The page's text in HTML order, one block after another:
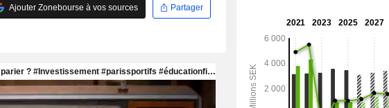
Ajouter Zonebourse à vos sources Partager
Industrifastigheter KB et possède
filiales détenues indirectement. En
la société a acquis le bien
Sicklaon 83:33 auprès de la
Lansforsakringar Liv.